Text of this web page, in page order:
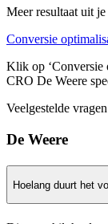
Meer resultaat uit
Conversie
Klik op ‘Conversie
CRO De Weere
Veelgestelde
De Weere
Hoelang duurt het